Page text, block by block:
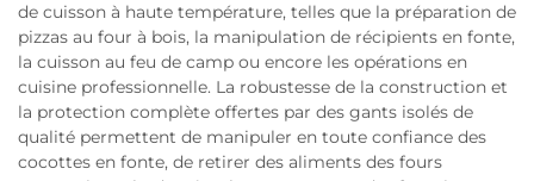
de cuisson à haute température, telles que la préparation de
pizzas au four à bois, la manipulation de récipients en fonte,
la cuisson au feu de camp ou encore les opérations en
cuisine professionnelle. La robustesse de la construction et
la protection complète offertes par des gants isolés de
qualité permettent de manipuler en toute confiance des
cocottes en fonte, de retirer des aliments des fours